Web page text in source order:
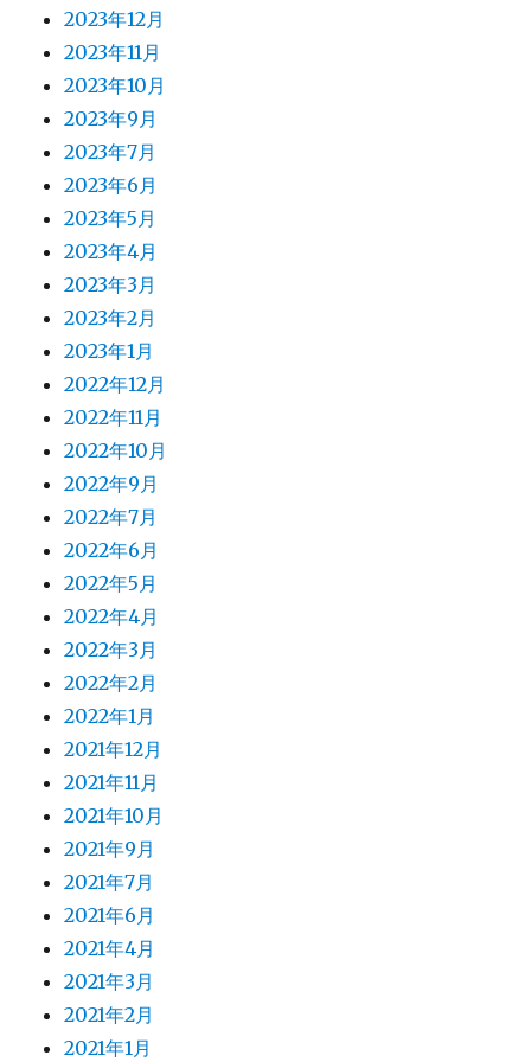
2023年12月
2023年11月
2023年10月
2023年9月
2023年7月
2023年6月
2023年5月
2023年4月
2023年3月
2023年2月
2023年1月
2022年12月
2022年11月
2022年10月
2022年9月
2022年7月
2022年6月
2022年5月
2022年4月
2022年3月
2022年2月
2022年1月
2021年12月
2021年11月
2021年10月
2021年9月
2021年7月
2021年6月
2021年4月
2021年3月
2021年2月
2021年1月